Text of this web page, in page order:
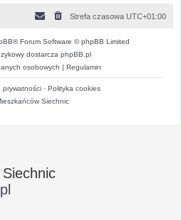
Strefa czasowa UTC+01:00
® Forum Software © phpBB Limited
dostarcza phpBB.pl
osobowych | Regulamin
prywatności· Polityka cookies
Siechnic